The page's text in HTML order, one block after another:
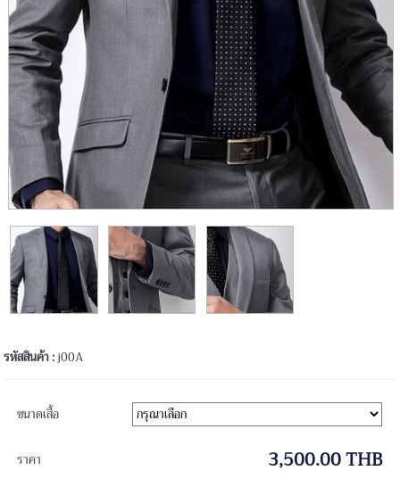
รหัสสินค้า :j00A
ขนาดเสื้อ
ราคา 3,500.00 THB